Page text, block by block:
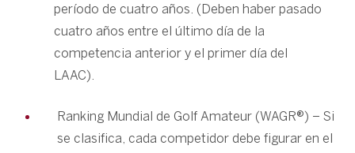
período de cuatro años. (Deben haber pasado
cuatro años entre el último día de la
competencia anterior y el primer día del
LAAC).
Ranking Mundial de Golf Amateur (WAGR®) – Si
se clasifica, cada competidor debe figurar en el